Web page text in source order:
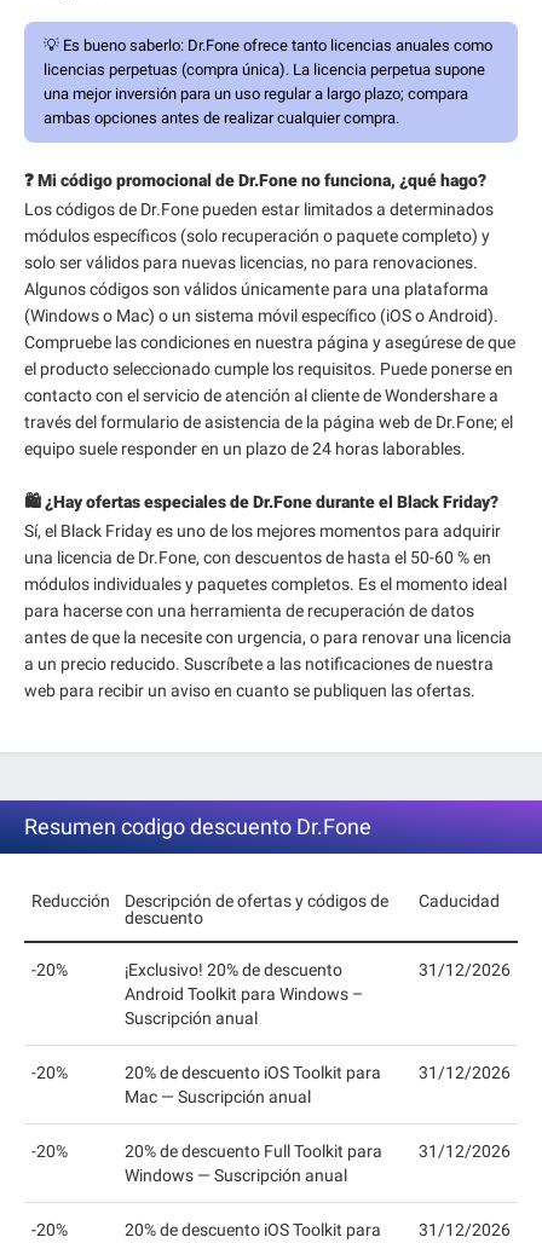
💡 Es bueno saberlo: Dr.Fone ofrece tanto licencias anuales como
licencias perpetuas (compra única). La licencia perpetua supone
una mejor inversión para un uso regular a largo plazo; compara
ambas opciones antes de realizar cualquier compra.
❓ Mi código promocional de Dr.Fone no funciona, ¿qué hago?
Los códigos de Dr.Fone pueden estar limitados a determinados
módulos específicos (solo recuperación o paquete completo) y
solo ser válidos para nuevas licencias, no para renovaciones.
Algunos códigos son válidos únicamente para una plataforma
(Windows o Mac) o un sistema móvil específico (iOS o Android).
Compruebe las condiciones en nuestra página y asegúrese de que
el producto seleccionado cumple los requisitos. Puede ponerse en
contacto con el servicio de atención al cliente de Wondershare a
través del formulario de asistencia de la página web de Dr.Fone; el
equipo suele responder en un plazo de 24 horas laborables.
🛍️ ¿Hay ofertas especiales de Dr.Fone durante el Black Friday?
Sí, el Black Friday es uno de los mejores momentos para adquirir
una licencia de Dr.Fone, con descuentos de hasta el 50-60 % en
módulos individuales y paquetes completos. Es el momento ideal
para hacerse con una herramienta de recuperación de datos
antes de que la necesite con urgencia, o para renovar una licencia
a un precio reducido. Suscríbete a las notificaciones de nuestra
web para recibir un aviso en cuanto se publiquen las ofertas.
Resumen codigo descuento Dr.Fone
Reducción
Descripción de ofertas y códigos de
descuento
Caducidad
-20%
¡Exclusivo! 20% de descuento
Android Toolkit para Windows –
Suscripción anual
31/12/2026
-20%
20% de descuento iOS Toolkit para
Mac — Suscripción anual
31/12/2026
-20%
20% de descuento Full Toolkit para
Windows — Suscripción anual
31/12/2026
-20% 20% de descuento iOS Toolkit para 31/12/2026